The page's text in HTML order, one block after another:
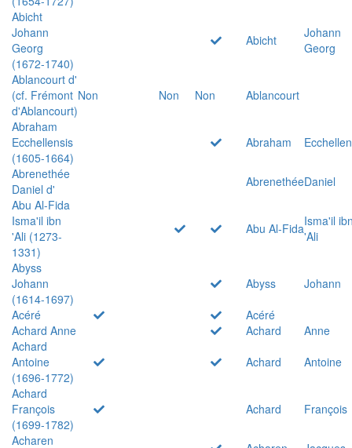
Abicht
Johann
Georg
(1672-1740)
Abicht
Johann
Georg
Ablancourt d'
(cf. Frémont
d'Ablancourt)
Non Non Non
Ablancourt
Abraham
Ecchellensis
(1605-1664)
Abraham
Abrenethée
Daniel d'
AbrenethéeDaniel
Abu Al-Fida
Isma'il ibn
'Ali (1273-
1331)
Abu Al-FidaIsma'il
'Ali
Abyss
Johann
(1614-1697)
Abyss
Johann
Acéré
Acéré
Achard Anne
Achard
Anne
Achard
Antoine
(1696-1772)
Achard
Antoine
Achard
François
(1699-1782)
Achard
François
Acharen